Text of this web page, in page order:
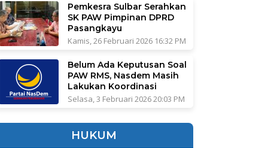
Pemkesra Sulbar Serahkan
SK PAW Pimpinan DPRD
Pasangkayu
Kamis, 26 Februari 2026 16:32 PM
Belum Ada Keputusan Soal
PAW RMS, Nasdem Masih
Lakukan Koordinasi
Selasa, 3 Februari 2026 20:03 PM
HUKUM